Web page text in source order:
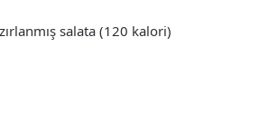
salata (120 kalori)